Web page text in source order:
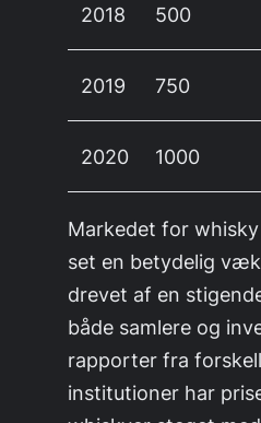
2018 500
2019 750
2020 1000
Markedet for
set en betydelig
drevet af en
både samlere og
rapporter fra
institutioner har